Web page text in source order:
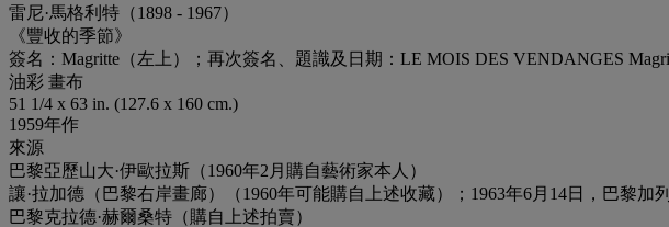
雷尼·馬格利特（1898 - 1967）
《豐收的季節》
簽名：Magritte（左上）；再次簽名、題識及日期：LE MOIS DES VENDANGES
油彩 畫布
51 1/4 x 63 in. (127.6 x 160 cm.)
1959年作
來源
巴黎亞歷山大·伊歐拉斯（1960年2月購自藝術家本人）
讓·拉加德（巴黎右岸畫廊）（1960年可能購自上述收藏）；1963年6月14日，巴黎加
巴黎克拉德·赫爾桑特（購自上述拍賣）